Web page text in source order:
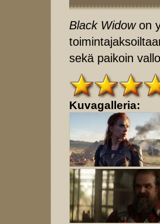
Black Widowon
sekä paikoin
Kuvagalleria: